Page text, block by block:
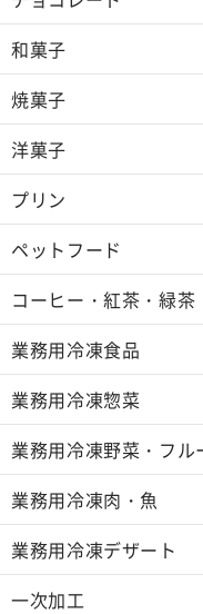
和菓子
焼菓子
洋菓子
プリン
ペットフード
コーヒー・紅茶・緑茶
業務用冷凍食品
業務用冷凍惣菜
業務用冷凍野菜・フル
業務用冷凍肉・魚
業務用冷凍デザート
一次加工